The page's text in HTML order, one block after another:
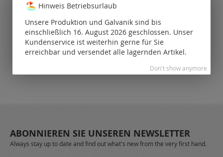
Preise nur für
Kunden
sichtbar.
ABONNIEREN SIE UNSEREN NEWSLETTER
Always stay up to date and find out what's new from the very first hand.
Hinweis Betriebsurlaub
Unsere Produktion und Galvanik sind bis
einschließlich 16. August 2026 geschlossen. Unser
Kundenservice ist weiterhin gerne für Sie
erreichbar und versendet alle lagernden Artikel.
Don't show anymore